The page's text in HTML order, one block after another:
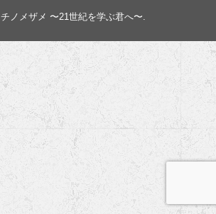
チノメザメ 〜21世紀を学ぶ君へ〜